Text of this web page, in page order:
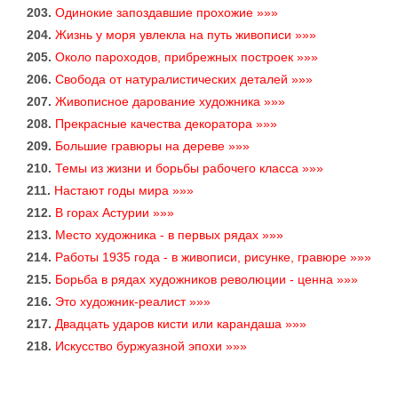
203. Одинокие запоздавшие прохожие »»»
204. Жизнь у моря увлекла на путь живописи »»»
205. Около пароходов, прибрежных построек »»»
206. Свобода от натуралистических деталей »»»
207. Живописное дарование художника »»»
208. Прекрасные качества декоратора »»»
209. Большие гравюры на дереве »»»
210. Темы из жизни и борьбы рабочего класса »»»
211. Настают годы мира »»»
212. В горах Астурии »»»
213. Место художника - в первых рядах »»»
214. Работы 1935 года - в живописи, рисунке, гравюре »»»
215. Борьба в рядах художников революции - ценна »»»
216. Это художник-реалист »»»
217. Двадцать ударов кисти или карандаша »»»
218. Искусство буржуазной эпохи »»»